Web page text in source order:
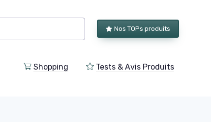
Nos TOPs produits
Shopping Tests & Avis Produits